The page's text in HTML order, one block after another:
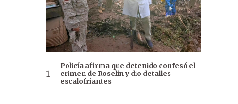
Policía afirma que detenido confesó el
crimen de Roselín y dio detalles
escalofriantes